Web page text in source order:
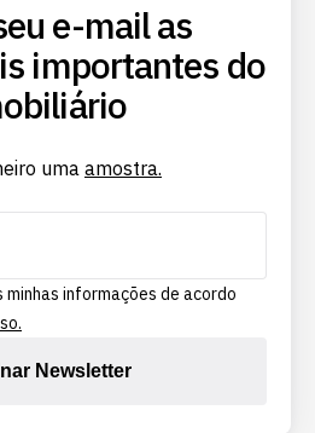
e-mail as
importantes do
uma amostra.
minhas informações de acordo
Newsletter